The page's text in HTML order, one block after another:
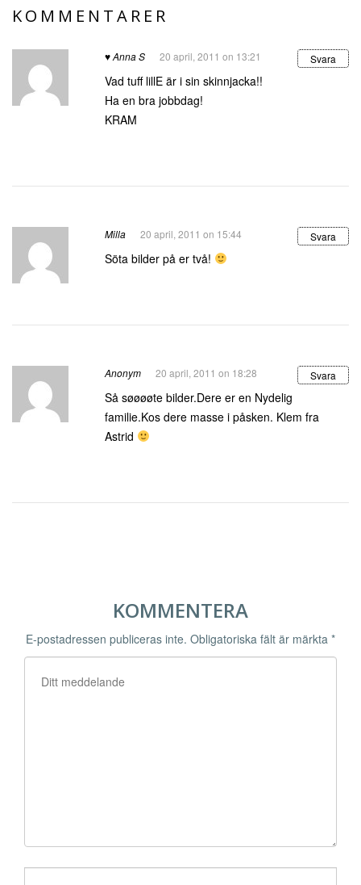
KOMMENTARER
♥ Anna S 20 april, 2011 on 13:21 Svara
Vad tuff lillE är i sin skinnjacka!!
Ha en bra jobbdag!
KRAM
Milla 20 april, 2011 on 15:44 Svara
Söta bilder på er två!
Anonym 20 april, 2011 on 18:28 Svara
Så søøøøte bilder.Dere er en Nydelig
familie.Kos dere masse i påsken. Klem fra
Astrid
KOMMENTERA
E-postadressen publiceras inte. Obligatoriska fält är märkta *